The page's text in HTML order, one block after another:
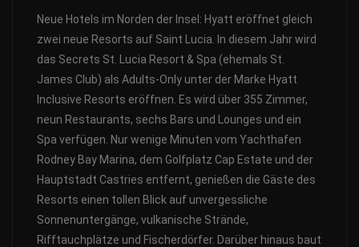
Neue Hotels im Norden der Insel: Hyatt eröffnet gleich
zwei neue Resorts auf Saint Lucia. In diesem Jahr wird
das Secrets St. Lucia Resort & Spa (ehemals St.
James Club) als Adults-Only unter der Marke Hyatt
Inclusive Resorts eröffnen. Es wird über 355 Zimmer,
neun Restaurants, sechs Bars und Lounges und ein
Spa verfügen. Nur wenige Minuten vom Yachthafen
Rodney Bay Marina, dem Golfplatz Cap Estate und der
Hauptstadt Castries entfernt, genießen die Gäste des
Resorts einen tollen Blick auf unvergessliche
Sonnenuntergänge, vulkanische Strände,
Rifftauchplätze und Fischerdörfer. Darüber hinaus baut